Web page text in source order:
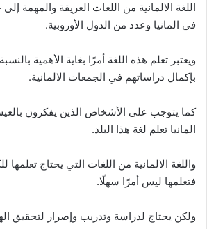
اللغة الالمانية من اللغات العريقة والمهمة
في المانيا وعدد من الدول الأوروبية.
ويعتبر تعلم هذه اللغة أمرًا بغاية الأهمية
بإكمال دراساتهم في الجمعات الالمانية.
كما يتوجب على الأشخاص الذين يفكرون
المانيا تعلم لغة هذا البلد.
واللغة الالمانية من اللغات التي يحتاج تعلمها
فتعلمها ليس أمرًا سهلًا.
ولكن يحتاج لدراسة وتدريب وإصرار لتحقيق